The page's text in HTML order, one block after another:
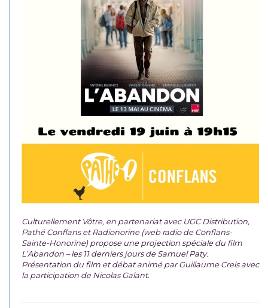
Culturellement Vôtre, en partenariat avec UGC Distribution,
Pathé Conflans et Radionorine (web radio de Conflans-
Sainte-Honorine) propose une projection spéciale du film
L’Abandon – les 11 derniers jours de Samuel Paty.
Présentation du film et débat animé par Guillaume Creis avec
la participation de Nicolas Galant.